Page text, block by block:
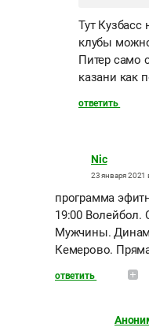
Тут Кузбасс
клубы
Питер само
казани как
ответить
Nic
23 января 2021
программа
19:00 Волейбол.
Мужчины.
Кемерово.
ответить